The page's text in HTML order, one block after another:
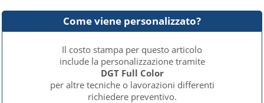
Come viene personalizzato?
Il costo stampa per questo articolo
include la personalizzazione tramite
DGT Full Color
per altre tecniche o lavorazioni differenti
richiedere preventivo.